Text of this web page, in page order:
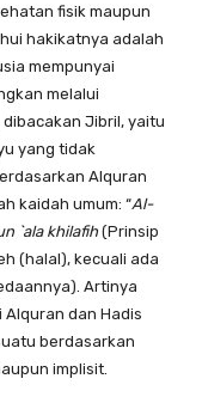
fisik maupun
hakikatnya adalah
mempunyai
melalui
Jibril, yaitu
yang tidak
Alquran
kaidah umum: “Al-
`ala khilafih (Prinsip
(halal), kecuali ada
Artinya
dan Hadis
berdasarkan
implisit.